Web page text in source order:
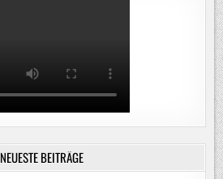
NEUESTE BEITRÄGE